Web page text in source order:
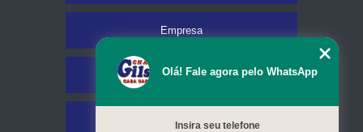
Empresa
Missão
Serviços
Olá! Fale agora pelo WhatsApp
Insira seu telefone